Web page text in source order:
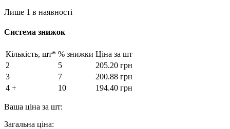
Лише 1 в наявності
Система знижок
Кількість, шт* % знижки Ціна за шт
2
5 205.20 грн
3
7 200.88 грн
4 +
10 194.40 грн
Ваша ціна за шт:
Загальна ціна: